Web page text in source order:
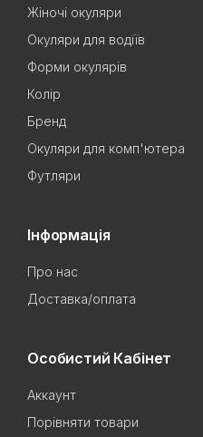
Жіночі окуляри
Окуляри для водіїв
Форми окулярів
Колір
Бренд
Окуляри для комп'ютера
Футляри
Інформація
Про нас
Доставка/оплата
Особистий Кабінет
Аккаунт
Порівняти товари